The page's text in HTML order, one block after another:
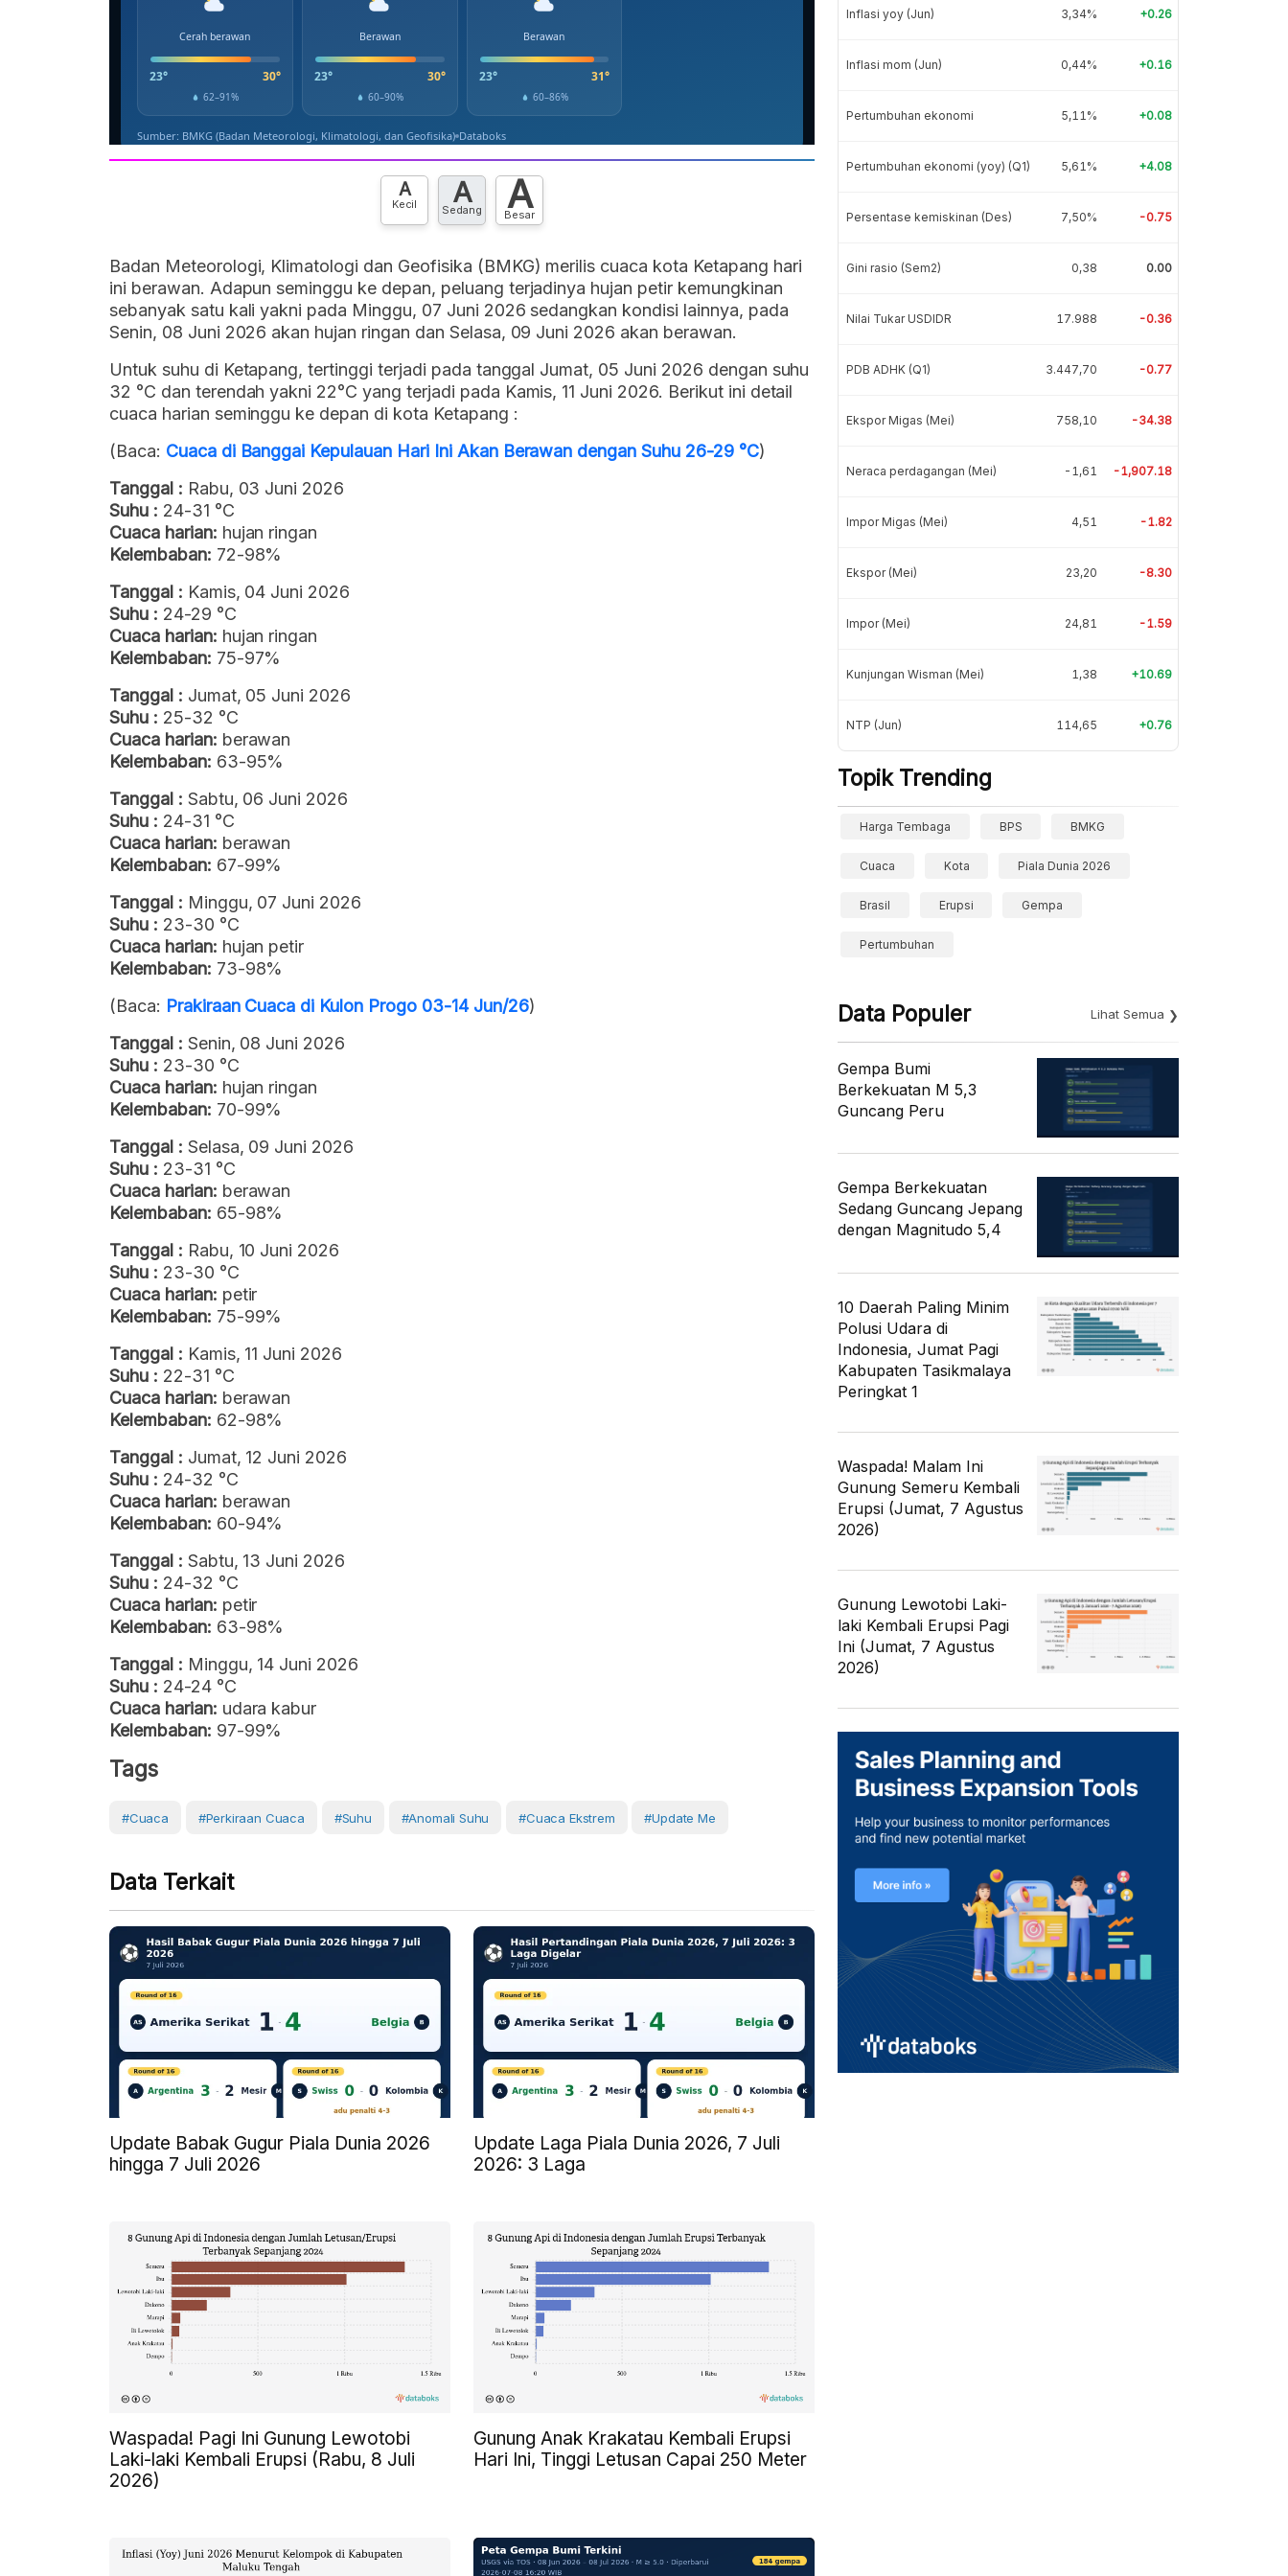
A
Kecil A
Sedang A
Besar
Badan Meteorologi, Klimatologi dan Geofisika (BMKG) merilis cuaca kota Ketapang hari
ini berawan. Adapun seminggu ke depan, peluang terjadinya hujan petir kemungkinan
sebanyak satu kali yakni pada Minggu, 07 Juni 2026 sedangkan kondisi lainnya, pada
Senin, 08 Juni 2026 akan hujan ringan dan Selasa, 09 Juni 2026 akan berawan.
Untuk suhu di Ketapang, tertinggi terjadi pada tanggal Jumat, 05 Juni 2026 dengan suhu
32 °C dan terendah yakni 22°C yang terjadi pada Kamis, 11 Juni 2026. Berikut ini detail
cuaca harian seminggu ke depan di kota Ketapang :
(Baca: Cuaca di Banggai Kepulauan Hari Ini Akan Berawan dengan Suhu 26-29 °C)
Tanggal : Rabu, 03 Juni 2026
Suhu : 24-31 °C
Cuaca harian: hujan ringan
Kelembaban: 72-98%
Tanggal : Kamis, 04 Juni 2026
Suhu : 24-29 °C
Cuaca harian: hujan ringan
Kelembaban: 75-97%
Tanggal : Jumat, 05 Juni 2026
Suhu : 25-32 °C
Cuaca harian: berawan
Kelembaban: 63-95%
Tanggal : Sabtu, 06 Juni 2026
Suhu : 24-31 °C
Cuaca harian: berawan
Kelembaban: 67-99%
Tanggal : Minggu, 07 Juni 2026
Suhu : 23-30 °C
Cuaca harian: hujan petir
Kelembaban: 73-98%
(Baca: Prakiraan Cuaca di Kulon Progo 03-14 Jun/26)
Tanggal : Senin, 08 Juni 2026
Suhu : 23-30 °C
Cuaca harian: hujan ringan
Kelembaban: 70-99%
Tanggal : Selasa, 09 Juni 2026
Suhu : 23-31 °C
Cuaca harian: berawan
Kelembaban: 65-98%
Tanggal : Rabu, 10 Juni 2026
Suhu : 23-30 °C
Cuaca harian: petir
Kelembaban: 75-99%
Tanggal : Kamis, 11 Juni 2026
Suhu : 22-31 °C
Cuaca harian: berawan
Kelembaban: 62-98%
Tanggal : Jumat, 12 Juni 2026
Suhu : 24-32 °C
Cuaca harian: berawan
Kelembaban: 60-94%
Tanggal : Sabtu, 13 Juni 2026
Suhu : 24-32 °C
Cuaca harian: petir
Kelembaban: 63-98%
Tanggal : Minggu, 14 Juni 2026
Suhu : 24-24 °C
Cuaca harian: udara kabur
Kelembaban: 97-99%
Tags
#cuaca #perkiraan Cuaca #Suhu #anomali Suhu #Cuaca Ekstrem #Update Me
Data Terkait
Update Babak Gugur Piala Dunia 2026
hingga 7 Juli 2026
Update Laga Piala Dunia 2026, 7 Juli
2026: 3 Laga
Waspada! Pagi Ini Gunung Lewotobi
Laki-laki Kembali Erupsi (Rabu, 8 Juli
2026)
Gunung Anak Krakatau Kembali Erupsi
Hari Ini, Tinggi Letusan Capai 250 Meter
Inflasi yoy (Jun) 3,34% +0.26
Inflasi mom (Jun) 0,44% +0.16
Pertumbuhan ekonomi 5,11% +0.08
Pertumbuhan ekonomi (yoy) (Q1) 5,61% +4.08
Persentase kemiskinan (Des) 7,50% -0.75
Gini rasio (Sem2) 0,38 0.00
Nilai Tukar USDIDR 17.988 -0.36
PDB ADHK (Q1) 3.447,70 -0.77
Ekspor Migas (Mei) 758,10 -34.38
Neraca perdagangan (Mei) -1,61 -1,907.18
Impor Migas (Mei) 4,51 -1.82
Ekspor (Mei) 23,20 -8.30
Impor (Mei) 24,81 -1.59
Kunjungan Wisman (Mei) 1,38 +10.69
NTP (Jun) 114,65 +0.76
Topik Trending
Harga Tembaga BPS BMKG
Cuaca Kota Piala Dunia 2026
Brasil Erupsi Gempa
Pertumbuhan
Data Populer Lihat Semua
Gempa Bumi
Berkekuatan M 5,3
Guncang Peru
Gempa Berkekuatan
Sedang Guncang Jepang
dengan Magnitudo 5,4
10 Daerah Paling Minim
Polusi Udara di
Indonesia, Jumat Pagi
Kabupaten Tasikmalaya
Peringkat 1
Waspada! Malam Ini
Gunung Semeru Kembali
Erupsi (Jumat, 7 Agustus
2026)
Gunung Lewotobi Laki-
laki Kembali Erupsi Pagi
Ini (Jumat, 7 Agustus
2026)